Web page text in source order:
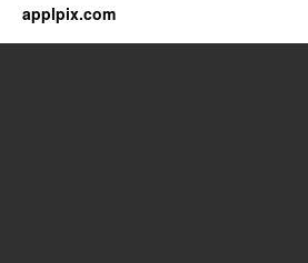
applpix.com